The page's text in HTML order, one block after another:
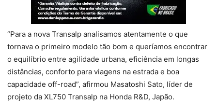
“Para a nova Transalp analisamos atentamente o que
tornava o primeiro modelo tão bom e queríamos encontrar
o equilíbrio entre agilidade urbana, eficiência em longas
distâncias, conforto para viagens na estrada e boa
capacidade off-road”, afirmou Masatoshi Sato, líder de
projeto da XL750 Transalp na Honda R&D, Japão.